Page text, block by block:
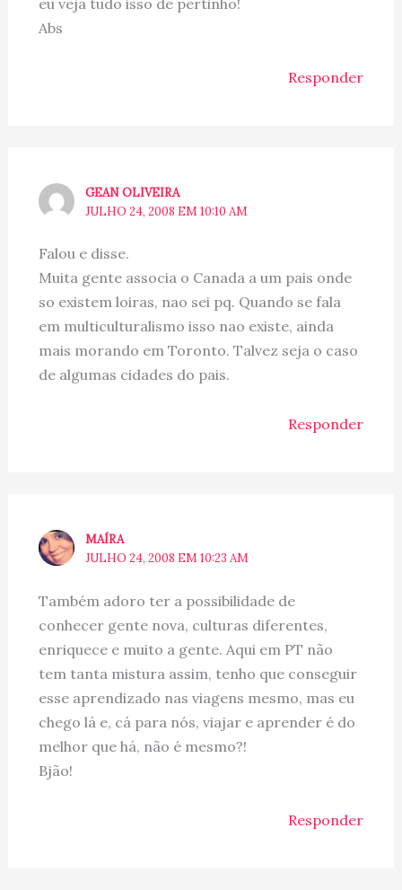
Abs
Responder
GEAN OLIVEIRA
JULHO 24, 2008 EM 10:10 AM
Falou e disse.
Muita gente associa o Canada a um pais onde
so existem loiras, nao sei pq. Quando se fala
em multiculturalismo isso nao existe, ainda
mais morando em Toronto. Talvez seja o caso
de algumas cidades do pais.
Responder
MAÍRA
JULHO 24, 2008 EM 10:23 AM
Também adoro ter a possibilidade de
conhecer gente nova, culturas diferentes,
enriquece e muito a gente. Aqui em PT não
tem tanta mistura assim, tenho que conseguir
esse aprendizado nas viagens mesmo, mas eu
chego lá e, cá para nós, viajar e aprender é do
melhor que há, não é mesmo?!
Bjão!
Responder